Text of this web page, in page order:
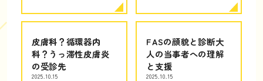
皮膚科？循環器内
科？うっ滞性皮膚炎
の受診先
2025.10.15
FASの顔貌と診断大
人の当事者への理解
と支援
2025.10.15